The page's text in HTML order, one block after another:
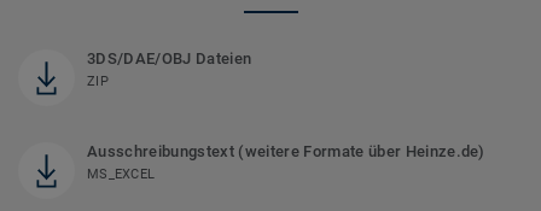
3DS/DAE/OBJ Dateien
ZIP
Ausschreibungstext (weitere Formate über Heinze.de)
MS_EXCEL